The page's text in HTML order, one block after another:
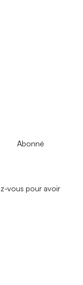
Abonné
vous pour avoir